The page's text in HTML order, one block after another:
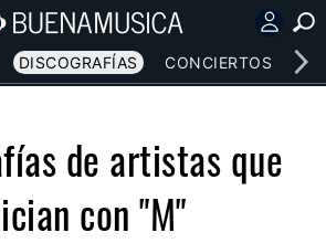
DISCOGRAFÍAS CONCIERTOS
de artistas que
con "M"